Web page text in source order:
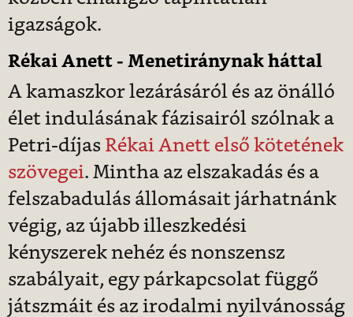
igazságok.
Rékai Anett - Menetiránynak háttal
A kamaszkor lezárásáról és az önálló
élet indulásának fázisairól szólnak a
Petri-díjas Rékai Anett első kötetének
szövegei. Mintha az elszakadás és a
felszabadulás állomásait járhatnánk
végig, az újabb illeszkedési
kényszerek nehéz és nonszensz
szabályait, egy párkapcsolat függő
játszmáit és az irodalmi nyilvánosság